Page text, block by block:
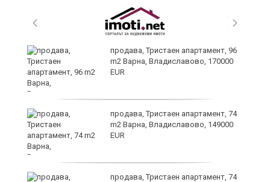
продава, Тристаен апартамент, 96
m2 Варна, Владиславово, 170000
EUR
продава, Тристаен апартамент, 74
m2 Варна, Владиславово, 149000
EUR
продава, Тристаен апартамент, 74